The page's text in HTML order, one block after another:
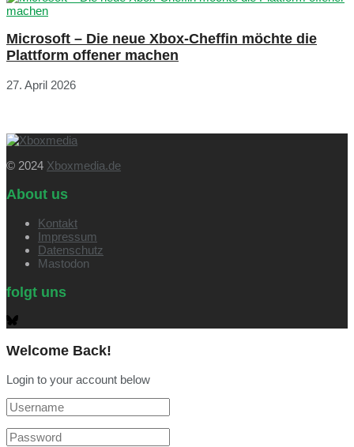
Microsoft – Die neue Xbox-Cheffin möchte die
Plattform offener machen
27. April 2026
© 2024 Xboxmedia.de
About us
Kontakt
Impressum
Datenschutz
Mastodon
folgt uns
Welcome Back!
Login to your account below